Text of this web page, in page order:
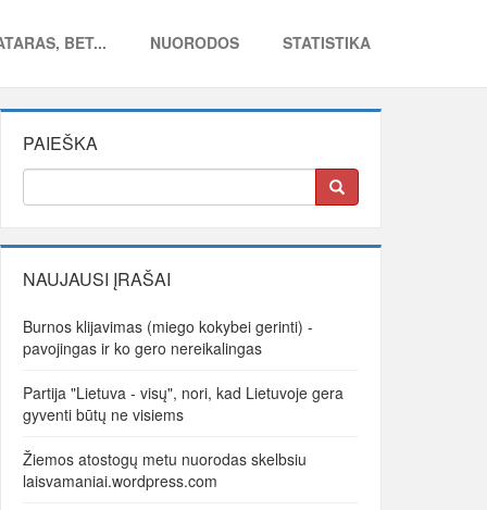
BET... NUORODOS STATISTIKA
PAIEŠKA
NAUJAUSI ĮRAŠAI
Burnos klijavimas (miego kokybei gerinti) -
pavojingas ir ko gero nereikalingas
Partija "Lietuva - visų", nori, kad Lietuvoje gera
gyventi būtų ne visiems
Žiemos atostogų metu nuorodas skelbsiu
laisvamaniai.wordpress.com